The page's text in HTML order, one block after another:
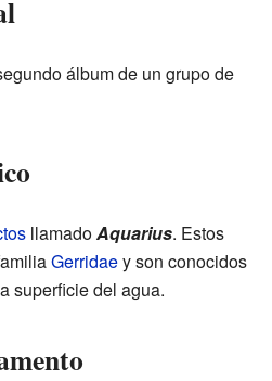
álbum de un grupo de
llamadoAquarius. Estos
Gerridaey son conocidos
superficie del agua.